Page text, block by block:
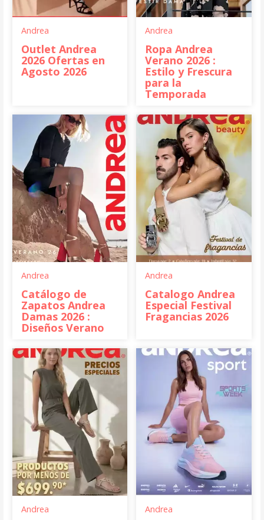
Andrea
Outlet Andrea
2026 Ofertas en
Agosto 2026
Andrea
Ropa Andrea
Verano 2026 :
Estilo y Frescura
para la
Temporada
Andrea
Catálogo de
Zapatos Andrea
Damas 2026 :
Diseños Verano
Andrea
Catalogo Andrea
Especial Festival
Fragancias 2026
Andrea Andrea